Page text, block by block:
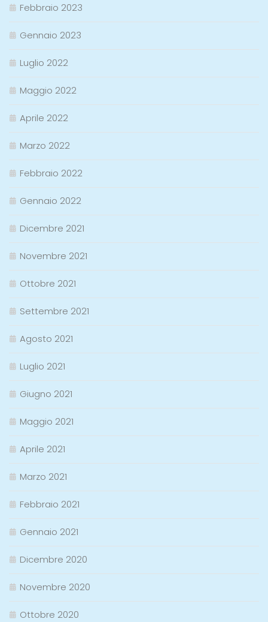
Febbraio 2023
Gennaio 2023
Luglio 2022
Maggio 2022
Aprile 2022
Marzo 2022
Febbraio 2022
Gennaio 2022
Dicembre 2021
Novembre 2021
Ottobre 2021
Settembre 2021
Agosto 2021
Luglio 2021
Giugno 2021
Maggio 2021
Aprile 2021
Marzo 2021
Febbraio 2021
Gennaio 2021
Dicembre 2020
Novembre 2020
Ottobre 2020